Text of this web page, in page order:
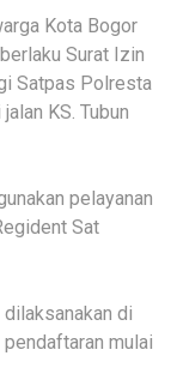
Kota Bogor
Surat Izin
Satpas Polresta
KS. Tubun
pelayanan
Sat
di
mulai